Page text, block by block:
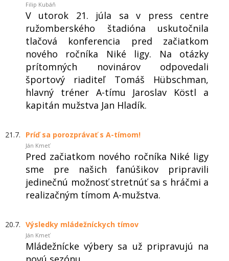
Filip Kubáň
V utorok 21. júla sa v press centre
ružomberského štadióna uskutočnila
tlačová konferencia pred začiatkom
nového ročníka Niké ligy. Na otázky
prítomných novinárov odpovedali
športový riaditeľ Tomáš Hübschman,
hlavný tréner A-tímu Jaroslav Köstl a
kapitán mužstva Jan Hladík.
21.7. Príď sa porozprávať s A-tímom!
Ján Kmeť
Pred začiatkom nového ročníka Niké ligy
sme pre našich fanúšikov pripravili
jedinečnú možnosť stretnúť sa s hráčmi a
realizačným tímom A-mužstva.
20.7. Výsledky mládežníckych tímov
Ján Kmeť
Mládežnícke výbery sa už pripravujú na